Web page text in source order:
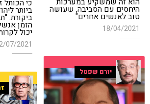
כי
ביותר
ביקורת:
הזמן
יכול
07/2021
היחסים עם הסביבה, שעושה
טוב לאנשים אחרים"
18/04/2021
יורם שפטל